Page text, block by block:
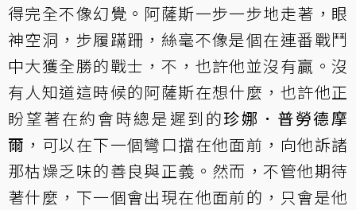
得完全不像幻覺。阿薩斯一步一步地走著，眼
神空洞，步履蹣跚，絲毫不像是個在連番戰鬥
中大獲全勝的戰士，不，也許他並沒有贏。沒
有人知道這時候的阿薩斯在想什麼，也許他正
盼望著在約會時總是遲到的珍娜．普勞德摩
爾 ，可以在下一個彎口擋在他面前，向他訴諸
那枯燥乏味的善良與正義。然而，不管他期待
著什麼，下一個會出現在他面前的，只會是他